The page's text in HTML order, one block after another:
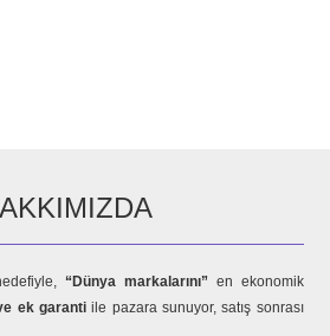
“Dünya markalarını” en ekonomik
ek garanti ile pazara sunuyor, satış sonrası